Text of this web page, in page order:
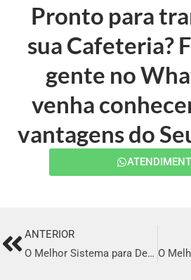
Pronto para
sua Cafeteria?
gente no
venha
vantagens do
PrevANTERIOR
O Melhor Sistema para Delivery em Jequié